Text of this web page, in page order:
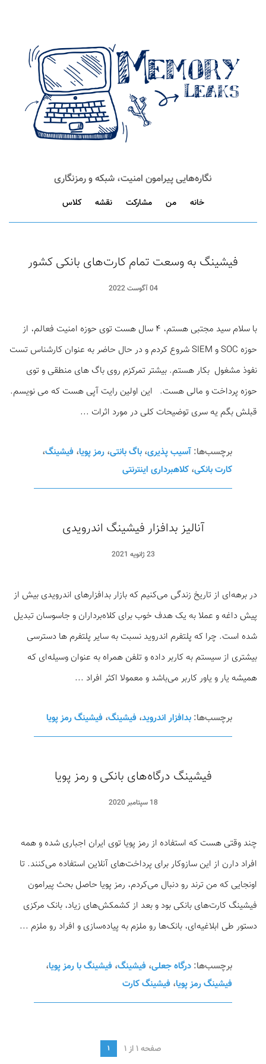
نگاره‌هایی پیرامون امنیت، شبکه و رمزنگاری
خانه من مشارکت نقشه کلاس
فیشینگ به وسعت تمام کارت‌های بانکی کشور
04 آگوست 2022
با سلام سید مجتبی هستم، ۴ سال هست توی حوزه امنیت فعالم، از
حوزه SOC و SIEM شروع کردم و در حال حاضر به عنوان کارشناس تست
نفوذ مشغول بکار هستم. بیشتر تمرکزم روی باگ های منطقی و توی
حوزه پرداخت و مالی هست. این اولین رایت آپی هست که می نویسم.
قبلش بگم یه سری توضیحات کلی در مورد اثرات ...
برچسب‌ها: آسیب پذیری، باگ بانتی، رمز پویا، فیشینگ،
کارت بانکی، کلاهبرداری اینترنتی
آنالیز بدافزار فیشینگ اندرویدی
23 ژانویه 2021
در برهه‌ای از تاریخ زندگی می‌کنیم که بازار بدافزار‌های اندرویدی بیش از
پیش داغه و عملا به یک هدف خوب برای کلاه‌برداران و جاسوسان تبدیل
شده است. چرا که پلتفرم اندروید نسبت به سایر پلتفرم ها دسترسی
بیشتری از سیستم به کاربر ‌داده و تلفن همراه به عنوان وسیله‌ای که
همیشه یار و یاور کاربر می‌باشد و معمولا اکثر افراد ...
برچسب‌ها: بدافزار اندروید، فیشینگ، فیشینگ رمز پویا
فیشینگ درگاه‌های بانکی و رمز پویا
18 سپتامبر 2020
چند وقتی هست که استفاده از رمز پویا توی ایران اجباری شده و همه
افراد دارن از این سازوکار برای پرداخت‌های آنلاین استفاده می‌کنند. تا
اونجایی که من ترند رو دنبال می‌کردم، رمز پویا حاصل بحث پیرامون
فیشینگ کارت‌های بانکی بود و بعد از کشمکش‌های زیاد، بانک مرکزی
دستور طی ابلاغیه‌ای، بانک‌ها رو ملزم به پیاده‌سازی و افراد رو ملزم ...
برچسب‌ها: درگاه جعلی، فیشینگ، فیشینگ با رمز پویا،
فیشینگ رمز پویا، فیشینگ کارت
صفحه 1 از 1 1